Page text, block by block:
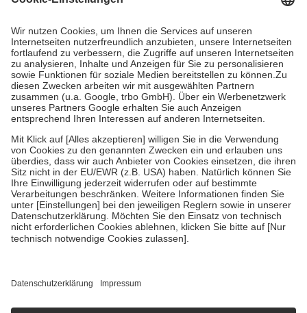
höchstens zehn Euro.
Es sind jedoch nie mehr als die tatsächlichen
Kosten der Leistung zu entrichten.
Diese Regeln gelten grundsätzlich auch für Online-Apotheken.
Bei Heilmitteln und häuslicher Krankenpflege beträgt die
Zuzahlung zehn Prozent der Kosten sowie zehn Euro je
Verordnung.
Um das Engagement der Versicherten für ihre eigene Gesundheit zu
stärken und die besondere Stellung der Familie zu unterstützen,
fallenkeine Zuzahlungenan bei:
• Kindern und Jugendlichen bis zum vollendeten 18. Lebensjahr
mit Ausnahme der Fahrkosten
• Untersuchungen zur Vorsorge und Früherkennung, die von der
GKV getragen werden
• empfohlenen Schutzimpfungen
• Harn- und Blutteststreifen
getroffen, um sicherzustellen, dass es sich um echte Bewertungen
https://help.etrusted.com/hc/de/articles/4419944605341